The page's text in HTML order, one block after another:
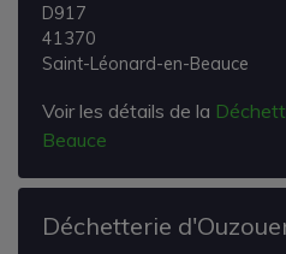
D917
41370
Saint-Léonard-en-Beauce
Voir les détails de la
Beauce
Déchetterie